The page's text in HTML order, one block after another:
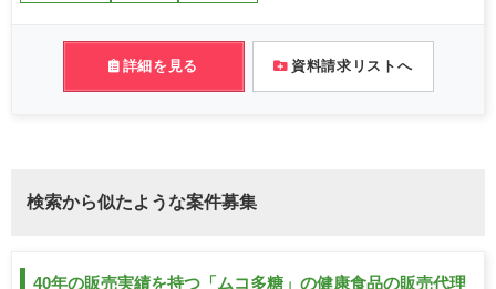
詳細を見る 資料請求リストへ
検索から似たような案件募集
40年の販売実績を持つ「ムコ多糖」の健康食品の販売代理